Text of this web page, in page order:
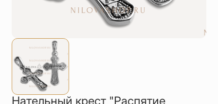
Цепи
Чётки
Другое
Нательный крест "Распятие